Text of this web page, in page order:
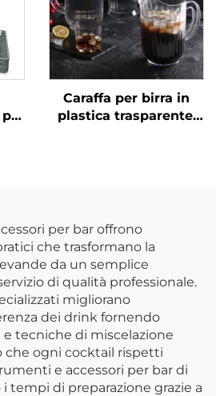
Caraffa per birra in
plastica trasparente,
per bar offrono
che trasformano la
da un semplice
di qualità professionale.
migliorano
dei drink fornendo
e tecniche di miscelazione
che ogni cocktail rispetti
e accessori per bar di
tempi di preparazione grazie a